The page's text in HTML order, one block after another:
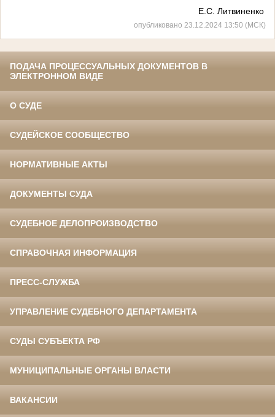
Е.С. Литвиненко
опубликовано 23.12.2024 13:50 (МСК)
ПОДАЧА ПРОЦЕССУАЛЬНЫХ ДОКУМЕНТОВ В
ЭЛЕКТРОННОМ ВИДЕ
О СУДЕ
СУДЕЙСКОЕ СООБЩЕСТВО
НОРМАТИВНЫЕ АКТЫ
ДОКУМЕНТЫ СУДА
СУДЕБНОЕ ДЕЛОПРОИЗВОДСТВО
СПРАВОЧНАЯ ИНФОРМАЦИЯ
ПРЕСС-СЛУЖБА
УПРАВЛЕНИЕ СУДЕБНОГО ДЕПАРТАМЕНТА
СУДЫ СУБЪЕКТА РФ
МУНИЦИПАЛЬНЫЕ ОРГАНЫ ВЛАСТИ
ВАКАНСИИ